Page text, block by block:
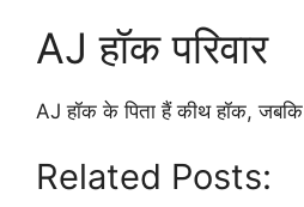
AJ हॉक परिवार
AJ हॉक के पिता हैं कीथ हॉक,
Related Posts: